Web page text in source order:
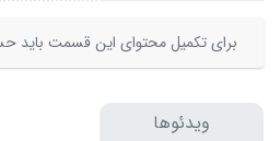
برای تکمیل محتوای این قسمت باید
ویدئوها